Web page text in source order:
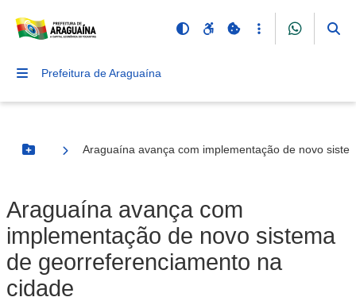
Prefeitura de Araguaína
Botão Menu
Araguaína avança com implementação de novo
Araguaína avança com
implementação de novo sistema
de georreferenciamento na
cidade